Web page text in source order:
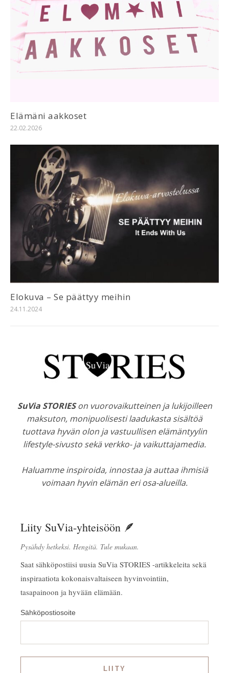
Elämäni aakkoset
22.02.2026
Elokuva – Se päättyy meihin
24.11.2024
SuVia STORIESon vuorovaikutteinen ja lukijoilleen
maksuton, monipuolisesti laadukasta sisältöä
tuottava hyvän olon ja vastuullisen elämäntyylin
lifestyle-sivusto sekä verkko- ja vaikuttajamedia.
Haluamme inspiroida, innostaa ja auttaa ihmisiä
voimaan hyvin elämän eri osa-alueilla.
Liity SuVia-yhteisöön 🪶
Pysähdy hetkeksi. Hengitä. Tule mukaan.
Saat sähköpostiisi uusia SuVia STORIES -artikkeleita sekä
inspiraatiota kokonaisvaltaiseen hyvinvointiin,
tasapainoon ja hyvään elämään.
Sähköpostiosoite